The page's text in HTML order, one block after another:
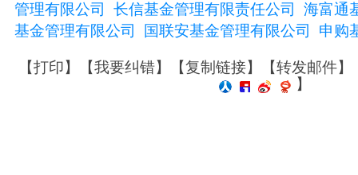
管理有限公司
长信基金管理有限责任公司
海富通
基金管理有限公司
国联安基金管理有限公司 申购
【打印】【我要纠错】【复制链接】【转发邮件】
】